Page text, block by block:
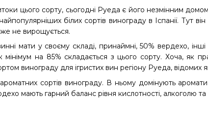
цього сорту, сьогодні Руеда є його незмінним
білих сортів винограду в Іспанії. Тут
не вирощується.
мати у своєму складі, принаймні, 50% вердехо,
на 85% складається з цього сорту. Хоча, як
винограду для ігристих вин регіону Руеда, відомих
сортів винограду. В ньому домінують
мають гарний баланс рівня кислотності, алкоголю та